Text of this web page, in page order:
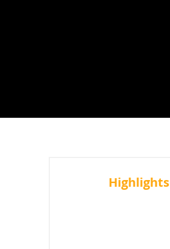
Highlights